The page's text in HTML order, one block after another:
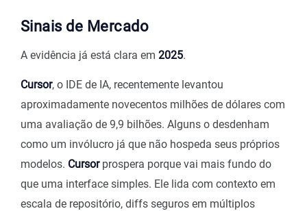
Sinais de Mercado
A evidência já está clara em 2025.
Cursor, o IDE de IA, recentemente levantou
aproximadamente novecentos milhões de dólares com
uma avaliação de 9,9 bilhões. Alguns o desdenham
como um invólucro já que não hospeda seus próprios
modelos. Cursorprospera porque vai mais fundo do
que uma interface simples. Ele lida com contexto em
escala de repositório, diffs seguros em múltiplos